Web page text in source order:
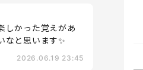
しかった覚えがあ
なと思います✨
2026.06.19 23:45